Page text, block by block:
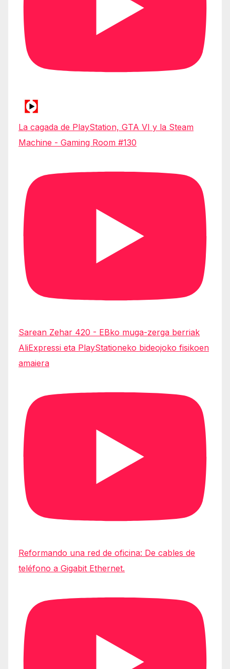
La cagada de PlayStation, GTA VI y la Steam
Machine - Gaming Room #130
Sarean Zehar 420 - EBko muga-zerga berriak
AliExpressi eta PlayStationeko bideojoko fisikoen
amaiera
Reformando una red de oficina: De cables de
teléfono a Gigabit Ethernet.